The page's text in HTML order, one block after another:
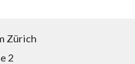
Zürich
2